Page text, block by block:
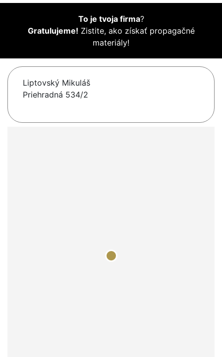
To je tvoja firma?
Gratulujeme! Zistite, ako získať propagačné
materiály!
Liptovský Mikuláš
Priehradná 534/2